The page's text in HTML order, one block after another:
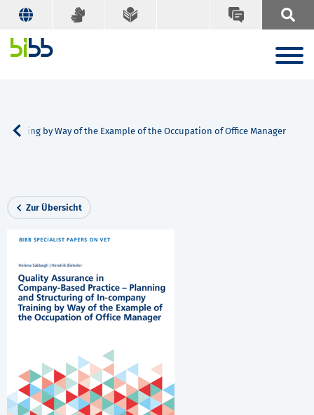
by Way of the Example of the Occupation of Office Manager
Zur Übersicht